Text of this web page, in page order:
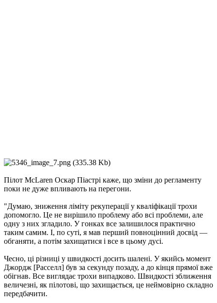
Пілот McLaren Оскар Піастрі каже, що зміни до регламенту
поки не дуже впливають на перегони.
"Думаю, зниження ліміту рекуперації у кваліфікації трохи
допомогло. Це не вирішило проблему або всі проблеми, але
одну з них згладило. У гонках все залишилося практично
таким самим. І, по суті, я мав перший повноцінний досвід —
обганяти, а потім захищатися і все в цьому дусі.
Чесно, ці різниці у швидкості досить шалені. У якийсь момент
Джордж [Расселл] був за секунду позаду, а до кінця прямої вже
обігнав. Все виглядає трохи випадково. Швидкості зближення
величезні, як пілотові, що захищається, це неймовірно складно
передбачити.